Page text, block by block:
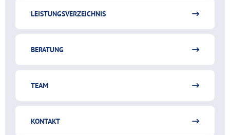
LEISTUNGSVERZEICHNIS
BERATUNG
TEAM
KONTAKT